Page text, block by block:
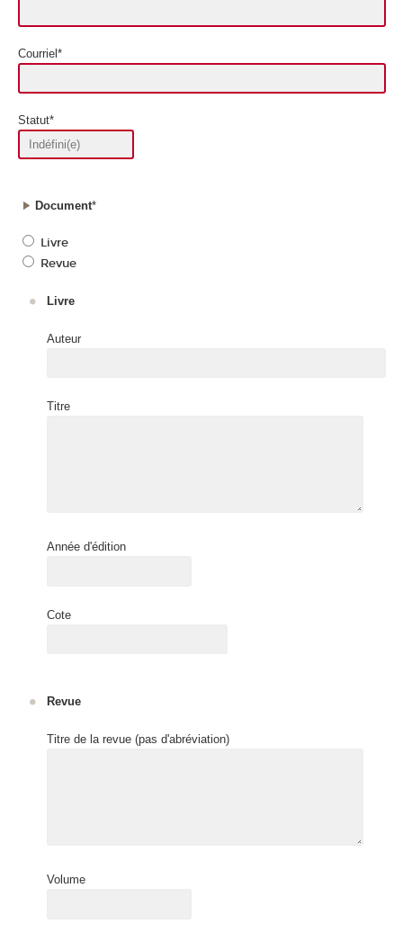
Courriel*
Statut*
Document*
Livre
Revue
Livre
Auteur
Titre
Année d'édition
Cote
Revue
Titre de la revue (pas d'abréviation)
Volume